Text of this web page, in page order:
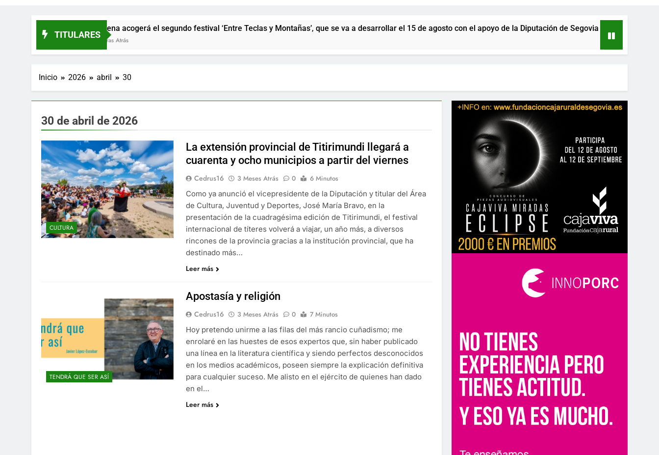
TITULARES
Prádena acogerá el segundo festival ‘Entre Teclas y Montañas’, que se va a desarrollar el 15 de agosto con el apoyo de la Diputación de Segovia
13 Horas Atrás
Inicio 2026 abril 30
30 de abril de 2026
CULTURA
La extensión provincial de Titirimundi llegará a
cuarenta y ocho municipios a partir del viernes
Cedrus16 3 Meses Atrás 0
6 Minutos
Como ya anunció el vicepresidente de la Diputación y titular del Área
de Cultura, Juventud y Deportes, José María Bravo, en la
presentación de la cuadragésima edición de Titirimundi, el festival
internacional de títeres volverá a viajar, un año más, a diversos
rincones de la provincia gracias a la institución provincial, que ha
destinado más…
Leer más
TENDRÁ QUE SER ASÍ
Apostasía y religión
Cedrus16 3 Meses Atrás 0
7 Minutos
Hoy pretendo unirme a las filas del más rancio cuñadismo; me
enrolaré en las huestes de esos expertos que, sin haber publicado
una línea en la literatura científica y siendo perfectos desconocidos
en los medios académicos, poseen siempre la explicación definitiva
para cualquier suceso. Me alisto en el ejército de quienes han dado
en el…
Leer más